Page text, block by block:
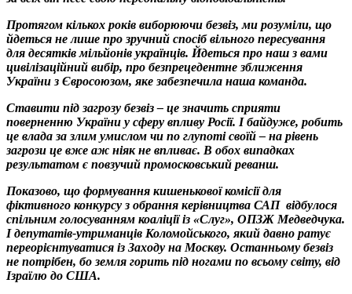
Протягом кількох років виборюючи безвіз, ми розуміли, що
йдеться не лише про зручний спосіб вільного пересування
для десятків мільйонів українців. Йдеться про наш з вами
цивілізаційний вибір, про безпрецедентне зближення
України з Євросоюзом, яке забезпечила наша команда.
Ставити під загрозу безвіз – це значить сприяти
поверненню України у сферу впливу Росії. І байдуже, робить
це влада за злим умислом чи по глупоті своїй – на рівень
загрози це вже аж ніяк не впливає. В обох випадках
результатом є повзучий промосковський реванш.
Показово, що формування кишенькової комісії для
фіктивного конкурсу з обрання керівництва САП відбулося
спільним голосуванням коаліції із «Слуг», ОПЗЖ Медведчука.
І депутатів-утриманців Коломойського, який давно ратує
переорієнтуватися із Заходу на Москву. Останньому безвіз
не потрібен, бо земля горить під ногами по всьому світу, від
Ізраїлю до США.